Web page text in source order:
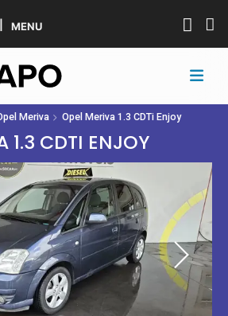
MENU
Meriva Opel Meriva 1.3 CDTi Enjoy
1.3 CDTI ENJOY